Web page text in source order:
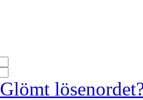
Glömt